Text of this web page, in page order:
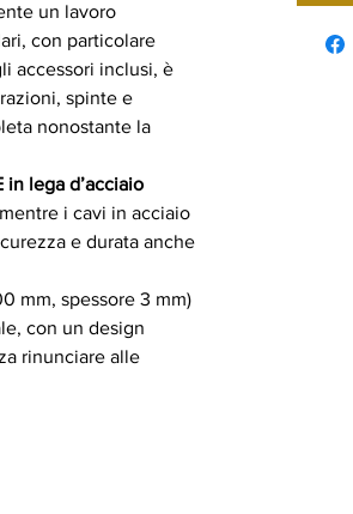
un lavoro
con particolare
accessori inclusi, è
spinte e
nonostante la
in lega d’acciaio
i cavi in acciaio
e durata anche
mm, spessore 3 mm)
con un design
rinunciare alle